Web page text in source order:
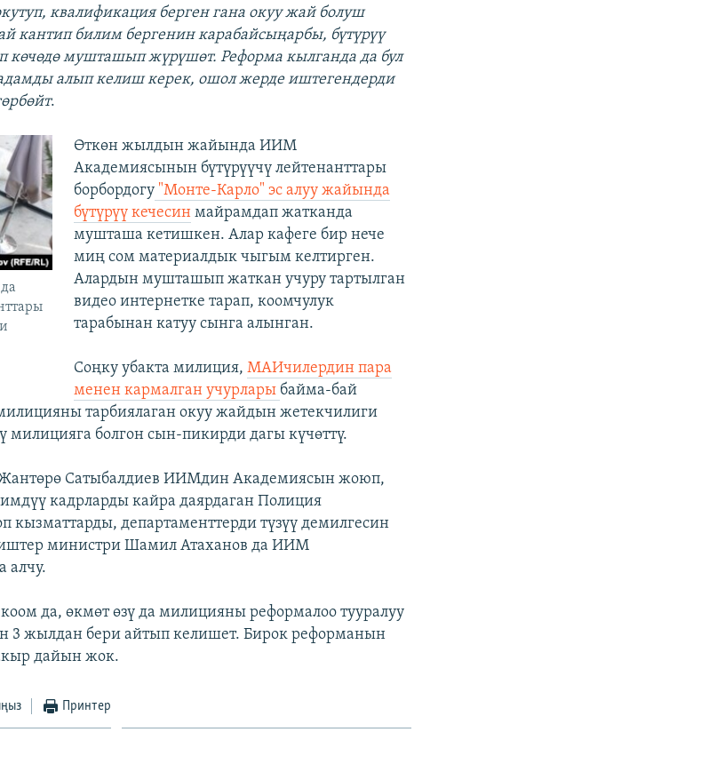
квалификация берген гана окуу жай болуш
кантип билим бергенин карабайсыңарбы, бүтүрүү
көчөдө мушташып жүрүшөт. Реформа кылганда да бул
алып келиш керек, ошол жерде иштегендерди
.
Өткөн жылдын жайында ИИМ
Академиясынын бүтүрүүчү лейтенанттары
борбордогу"Монте-Карло" эс алуу жайында
бүтүрүү кечесинмайрамдап жатканда
мушташа кетишкен. Алар кафеге бир нече
миң сом материалдык чыгым келтирген.
Алардын мушташып жаткан учуру тартылган
видео интернетке тарап, коомчулук
тарабынан катуу сынга алынган.
Соңку убакта милиция, МАИчилердин пара
менен кармалган учурлары байма-бай
тарбиялаган окуу жайдын жетекчилиги
милицияга болгон сын-пикирди дагы күчөттү.
Сатыбалдиев ИИМдин Академиясын жоюп,
кадрларды кайра даярдаган Полиция
кызматтарды, департаменттерди түзүү демилгесин
министри Шамил Атаханов да ИИМ
алчу.
да, өкмөт өзү да милицияны реформалоо тууралуу
3 жылдан бери айтып келишет. Бирок реформанын
дайын жок.
Принтер